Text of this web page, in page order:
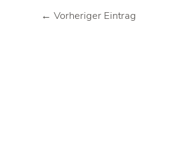
Beitragsnavigation
← Vorheriger Eintrag